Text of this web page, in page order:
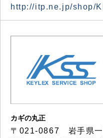
http://itp.ne.jp/shop/
カギの丸正
〒021-0867 岩手県一